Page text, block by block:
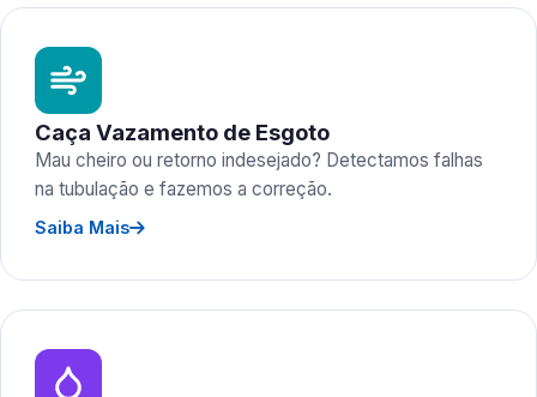
Caça Vazamento de Esgoto
Mau cheiro ou retorno indesejado? Detectamos falhas
na tubulação e fazemos a correção.
Saiba Mais